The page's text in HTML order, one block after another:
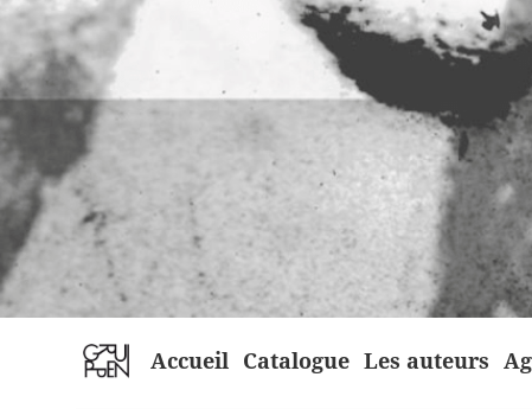
home Accueil Catalogue Les auteurs